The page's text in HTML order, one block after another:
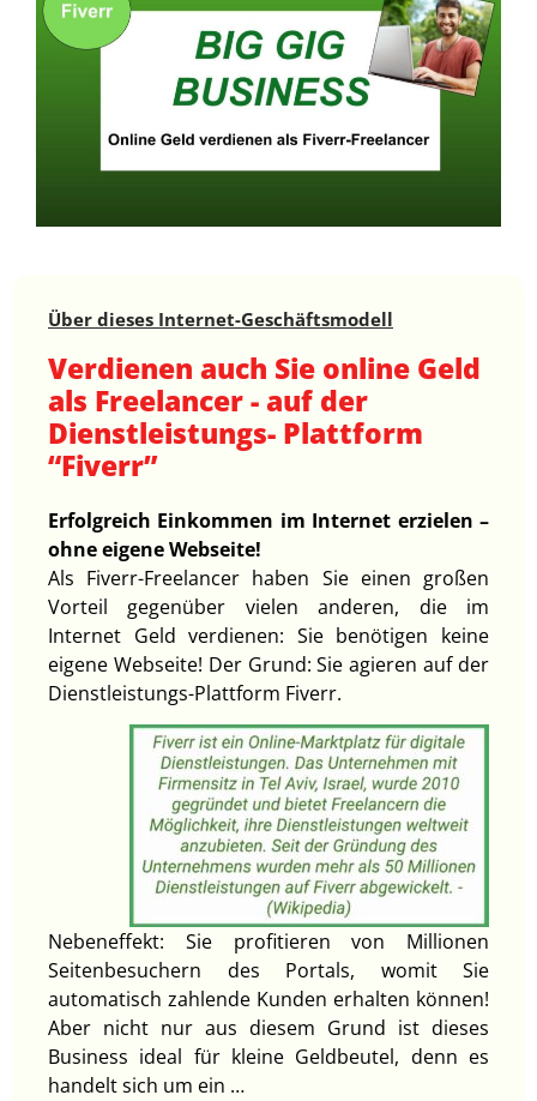
Über dieses Internet-Geschäftsmodell
Verdienen auch Sie online Geld
als Freelancer - auf der
Dienstleistungs- Plattform
“Fiverr”
Erfolgreich Einkommen im Internet erzielen –
ohne eigene Webseite!
Als Fiverr-Freelancer haben Sie einen großen
Vorteil gegenüber vielen anderen, die im
Internet Geld verdienen: Sie benötigen keine
eigene Webseite! Der Grund: Sie agieren auf der
Dienstleistungs-Plattform Fiverr.
Nebeneffekt: Sie profitieren von Millionen
Seitenbesuchern des Portals, womit Sie
automatisch zahlende Kunden erhalten können!
Aber nicht nur aus diesem Grund ist dieses
Business ideal für kleine Geldbeutel, denn es
handelt sich um ein …